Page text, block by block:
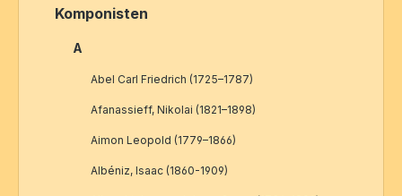
Komponisten
A
Abel Carl Friedrich (1725–1787)
Afanassieff, Nikolai (1821–1898)
Aimon Leopold (1779–1866)
Albéniz, Isaac (1860-1909)